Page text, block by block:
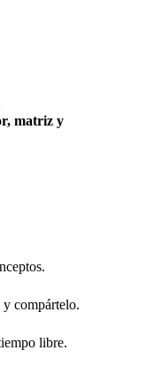
matriz y
y compártelo.
libre.